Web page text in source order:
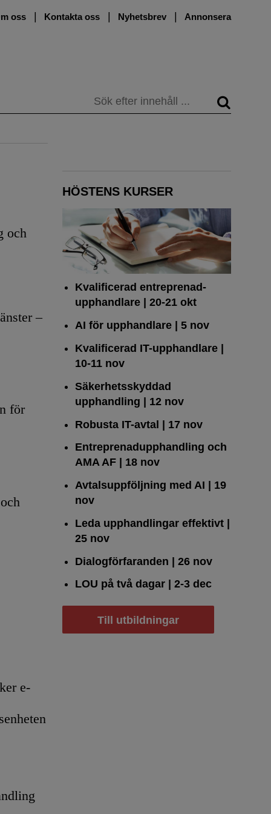
oss Kontakta oss Nyhetsbrev Annonsera
Sök
och
–
för
e-
HÖSTENS KURSER
Kvalificerad entreprenad­
upphandlare
| 20-21 okt
AI för upphandlare | 5 nov
Kvalificerad IT-upphandlare |
10-11 nov
Säkerhetsskyddad
upphandling | 12 nov
Robusta IT-avtal | 17 nov
Entreprenadupphandling och
AMA AF | 18 nov
Avtalsuppföljning med AI | 19
nov
Leda upphandlingar effektivt |
25 nov
Dialogförfaranden | 26 nov
LOU på två dagar | 2-3 dec
Till utbildningar